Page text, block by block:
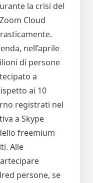
la crisi del
Cloud
nell’aprile
di persone
a
ai 10
registrati nel
a Skype
freemium
Alle
persone, se